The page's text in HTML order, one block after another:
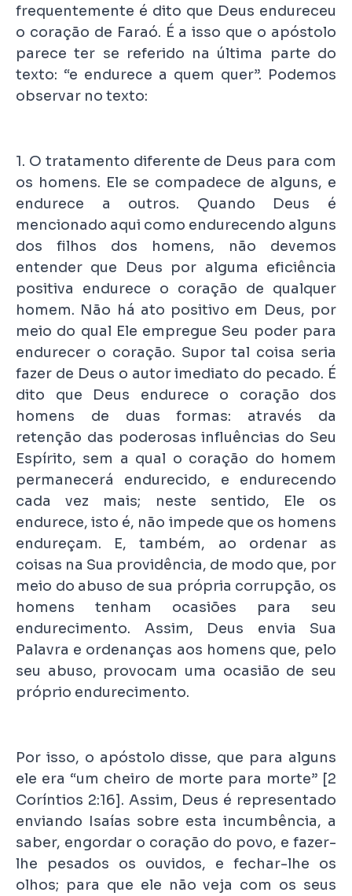
frequentemente é dito que Deus endureceu
o coração de Faraó. É a isso que o apóstolo
parece ter se referido na última parte do
texto: “e endurece a quem quer”. Podemos
observar no texto:
1. O tratamento diferente de Deus para com
os homens. Ele se compadece de alguns, e
endurece a outros. Quando Deus é
mencionado aqui como endurecendo alguns
dos filhos dos homens, não devemos
entender que Deus por alguma eficiência
positiva endurece o coração de qualquer
homem. Não há ato positivo em Deus, por
meio do qual Ele empregue Seu poder para
endurecer o coração. Supor tal coisa seria
fazer de Deus o autor imediato do pecado. É
dito que Deus endurece o coração dos
homens de duas formas: através da
retenção das poderosas influências do Seu
Espírito, sem a qual o coração do homem
permanecerá endurecido, e endurecendo
cada vez mais; neste sentido, Ele os
endurece, isto é, não impede que os homens
endureçam. E, também, ao ordenar as
coisas na Sua providência, de modo que, por
meio do abuso de sua própria corrupção, os
homens tenham ocasiões para seu
endurecimento. Assim, Deus envia Sua
Palavra e ordenanças aos homens que, pelo
seu abuso, provocam uma ocasião de seu
próprio endurecimento.
Por isso, o apóstolo disse, que para alguns
ele era “um cheiro de morte para morte” [2
Coríntios 2:16]. Assim, Deus é representado
enviando Isaías sobre esta incumbência, a
saber, engordar o coração do povo, e fazer-
lhe pesados os ouvidos, e fechar-lhe os
olhos; para que ele não veja com os seus